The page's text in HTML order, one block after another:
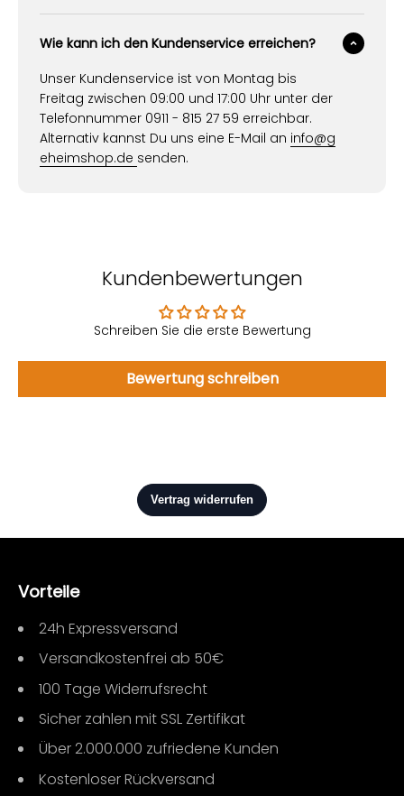
Wie kann ich den Kundenservice erreichen?
Unser Kundenservice ist von Montag bis
Freitag zwischen 09:00 und 17:00 Uhr unter der
Telefonnummer 0911 - 815 27 59 erreichbar.
Alternativ kannst Du uns eine E-Mail an info@g
eheimshop.de senden.
Kundenbewertungen
Schreiben Sie die erste Bewertung
Bewertung schreiben
Vorteile
24h Expressversand
Versandkostenfrei ab 50€
100 Tage Widerrufsrecht
Sicher zahlen mit SSL Zertifikat
Über 2.000.000 zufriedene Kunden
Kostenloser Rückversand